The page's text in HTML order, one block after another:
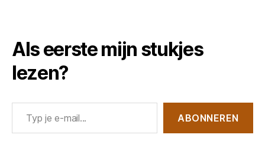
Als eerste mijn stukjes
lezen?
Typ je e-mail...
ABONNEREN